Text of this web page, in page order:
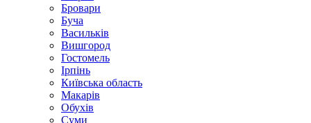
Бровари
Буча
Васильків
Вишгород
Гостомель
Ірпінь
Київська область
Макарів
Обухів
Суми